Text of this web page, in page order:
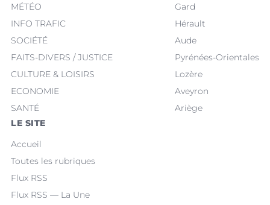
MÉTÉO
INFO TRAFIC
SOCIÉTÉ
FAITS-DIVERS / JUSTICE
CULTURE & LOISIRS
ECONOMIE
SANTÉ
Gard
Hérault
Aude
Pyrénées-Orientales
Lozère
Aveyron
Ariège
LE SITE
Accueil
Toutes les rubriques
Flux RSS
Flux RSS — La Une